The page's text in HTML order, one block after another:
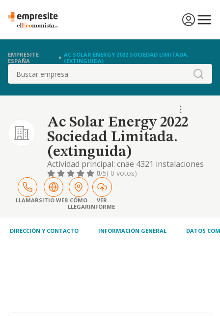
EMPRESITE
ESPAÑA
AC SOLAR ENERGY 2022 SOCIEDAD LIMITADA.
(EXTINGUIDA)
Buscar
Ac Solar Energy 2022
Sociedad Limitada.
(extinguida)
Actividad principal: cnae 4321 instalaciones
eléctricas. otras actividades: cnae 3320
instalación de máquinas y equipos
industriales. cnae 3514 comercio de energía
eléctrica. cnae 3516 producción de energía
eléctrica de origen térmico convencional.
0/5( 0 votos)
LLAMARSITIO WEB CÓMO
LLEGAR
VER
INFORME
DIRECCIÓN Y CONTACTO INFORMACIÓN GENERAL DATOS